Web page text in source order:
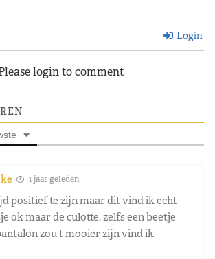
Login
login to comment
1 jaar geleden
positief te zijn maar dit vind ik echt
ok maar de culotte. zelfs een beetje
zou t mooier zijn vind ik